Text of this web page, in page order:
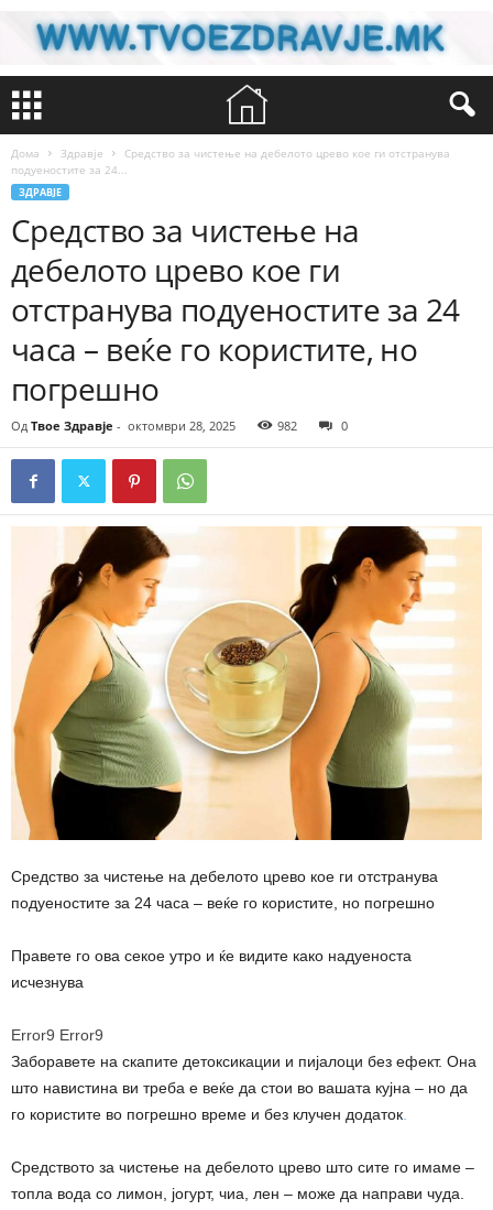
Дома Здравје
Средство за чистење на дебелото црево кое ги отстранува
подуеностите за 24...
ЗДРАВЈЕ
Средство за чистење на
дебелото црево кое ги
отстранува подуеностите за 24
часа – веќе го користите, но
погрешно
Од Твое Здравје - октомври 28, 2025 982 0
Средство за чистење на дебелото црево кое ги отстранува
подуеностите за 24 часа – веќе го користите, но погрешно
Правете го ова секое утро и ќе видите како надуеноста
исчезнува
Error9 Error9
Заборавете на скапите детоксикации и пијалоци без ефект. Она
што навистина ви треба е веќе да стои во вашата кујна – но да
го користите во погрешно време и без клучен додаток.
Средството за чистење на дебелото црево што сите го имаме –
топла вода со лимон, јогурт, чиа, лен – може да направи чуда.